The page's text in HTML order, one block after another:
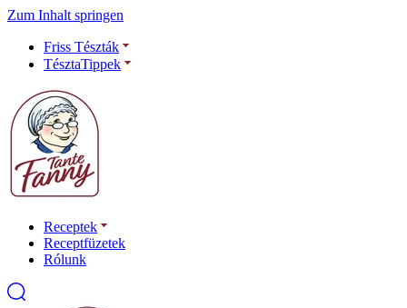
Zum Inhalt springen
Friss Tészták
TésztaTippek
Receptek
Receptfüzetek
Rólunk